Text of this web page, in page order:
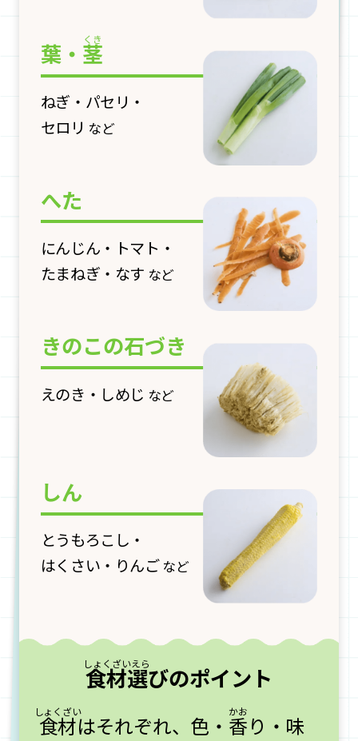
へた
にんじん・トマト・
たまねぎ・なす など
きのこの石づき
えのき・しめじ など
葉・ 茎
ねぎ・パセリ・
セロリ など
しん
とうもろこし・
はくさい・りんご など
食材選びのポイント
食材はそれぞれ、色・ 香り・味